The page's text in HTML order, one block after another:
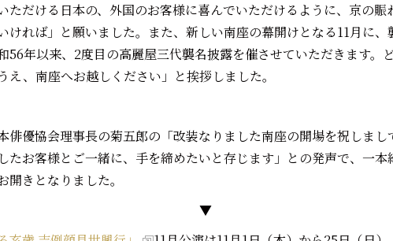
ただける日本の、外国のお客様に喜んでいただけるように、京の賑
ければ」と願いました。また、新しい南座の幕開けとなる11月に、
56年以来、2度目の高麗屋三代襲名披露を催させていただきます。
え、南座へお越しください」と挨拶しました。
俳優協会理事長の菊五郎の「改装なりました南座の開場を祝しまし
たお客様とご一緒に、手を締めたいと存じます」との発声で、一本
開きとなりました。
▼